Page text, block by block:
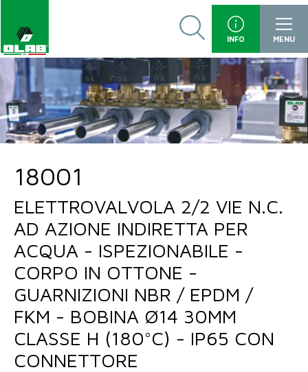
INFO MENU
18001
ELETTROVALVOLA 2/2 VIE N.C.
AD AZIONE INDIRETTA PER
ACQUA - ISPEZIONABILE -
CORPO IN OTTONE -
GUARNIZIONI NBR / EPDM /
FKM - BOBINA Ø14 30MM
CLASSE H (180°C) - IP65 CON
CONNETTORE